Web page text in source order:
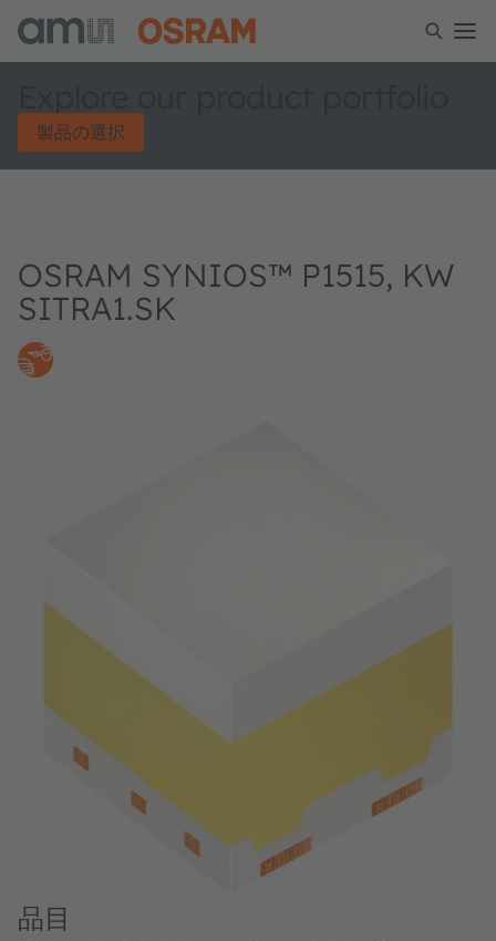
製品の選択
OSRAM SYNIOS™ P1515, KW
SITRA1.SK
品目